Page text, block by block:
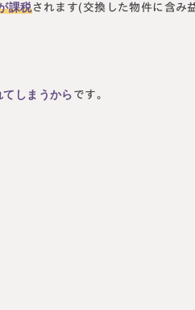
課税されます(交換した物件に含み
しまうから です。